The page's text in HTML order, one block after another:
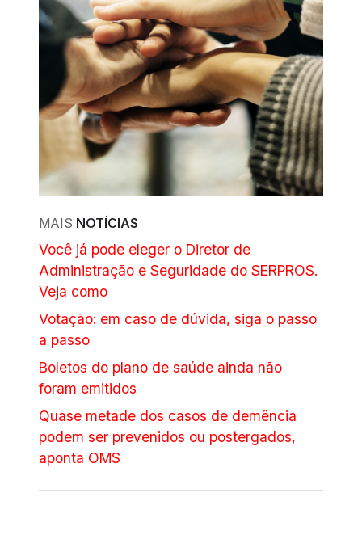
MAIS NOTÍCIAS
Você já pode eleger o Diretor de
Administração e Seguridade do SERPROS.
Veja como
Votação: em caso de dúvida, siga o passo
a passo
Boletos do plano de saúde ainda não
foram emitidos
Quase metade dos casos de demência
podem ser prevenidos ou postergados,
aponta OMS